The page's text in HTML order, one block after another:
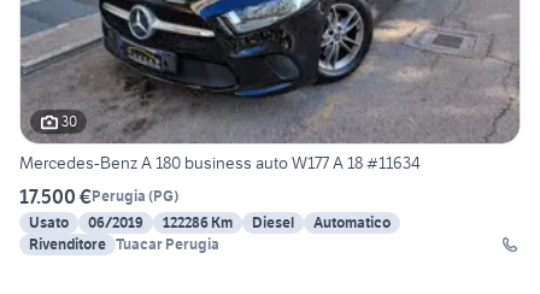
30
Mercedes-Benz A 180 business auto W177 A 18 #11634
17.500 €Perugia (PG)
Usato
06/2019 122286 Km Diesel
Automatico
Rivenditore Tuacar Perugia